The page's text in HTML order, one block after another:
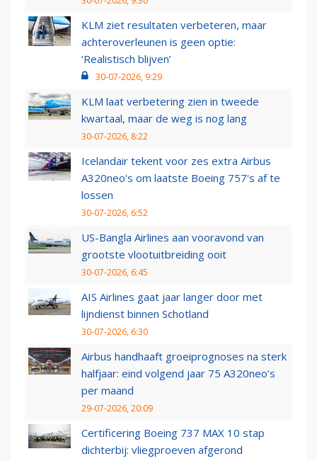
KLM ziet resultaten verbeteren, maar
achteroverleunen is geen optie:
‘Realistisch blijven’
30-07-2026, 9:29
KLM laat verbetering zien in tweede
kwartaal, maar de weg is nog lang
30-07-2026, 8:22
Icelandair tekent voor zes extra Airbus
A320neo's om laatste Boeing 757's af te
lossen
30-07-2026, 6:52
US-Bangla Airlines aan vooravond van
grootste vlootuitbreiding ooit
30-07-2026, 6:45
AIS Airlines gaat jaar langer door met
lijndienst binnen Schotland
30-07-2026, 6:30
Airbus handhaaft groeiprognoses na sterk
halfjaar: eind volgend jaar 75 A320neo’s
per maand
29-07-2026, 20:09
Certificering Boeing 737 MAX 10 stap
dichterbij: vliegproeven afgerond